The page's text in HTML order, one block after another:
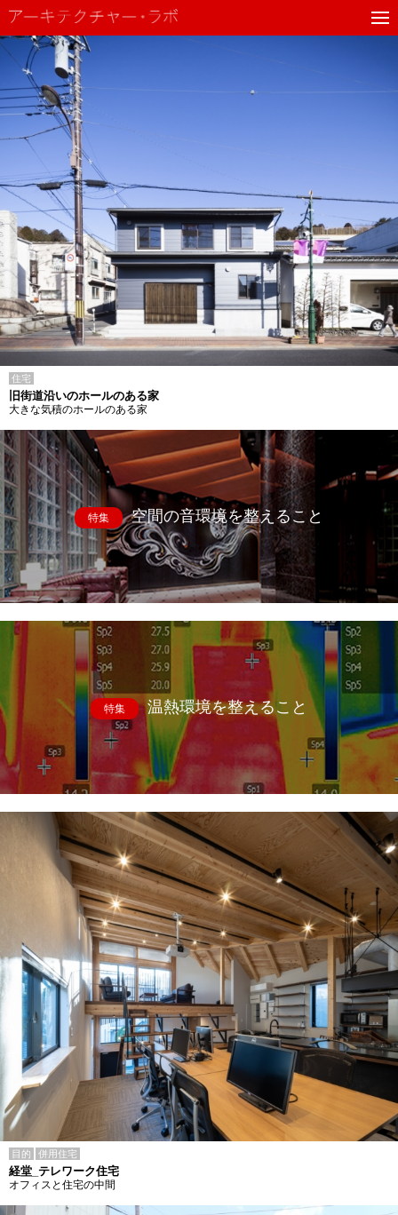
住宅
旧街道沿いのホールのある家
大きな気積のホールのある家
特集 空間の音環境を整えること
特集 温熱環境を整えること
目的 併用住宅
経堂_テレワーク住宅
オフィスと住宅の中間